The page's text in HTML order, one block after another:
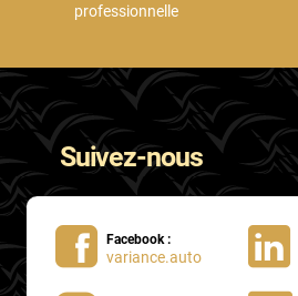
professionnelle
Suivez-nous
Facebook :
variance.auto